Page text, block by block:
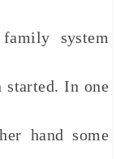
system
started. In one
hand some